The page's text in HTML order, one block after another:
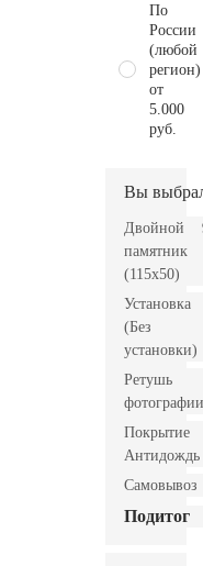
По
России
(любой
регион)
от
5.000
руб.
Вы
Двойной
памятник
(115х50)
Установка
(Без
установки)
Ретушь
фотографии
Покрытие
Антидождь
Самовывоз
Подитог